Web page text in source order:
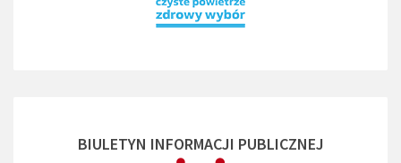
BIULETYN INFORMACJI PUBLICZNEJ